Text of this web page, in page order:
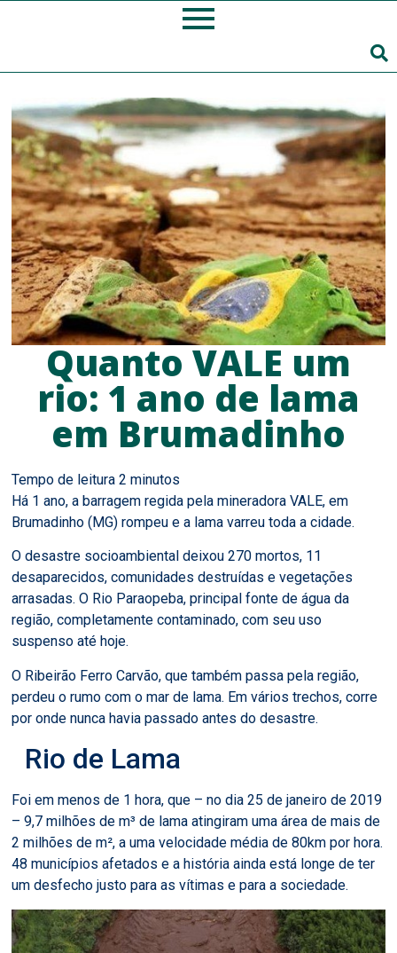
Quanto VALE um
rio: 1 ano de lama
em Brumadinho
Há 1 ano, a barragem regida pela mineradora VALE, em
Brumadinho (MG) rompeu e a lama varreu toda a cidade.
O desastre socioambiental deixou 270 mortos, 11
desaparecidos, comunidades destruídas e vegetações
arrasadas. O Rio Paraopeba, principal fonte de água da
região, completamente contaminado, com seu uso
suspenso até hoje.
O Ribeirão Ferro Carvão, que também passa pela região,
perdeu o rumo com o mar de lama. Em vários trechos, corre
por onde nunca havia passado antes do desastre.
Rio de Lama
Foi em menos de 1 hora, que – no dia 25 de janeiro de 2019
– 9,7 milhões de m³ de lama atingiram uma área de mais de
2 milhões de m², a uma velocidade média de 80km por hora.
48 municípios afetados e a história ainda está longe de ter
um desfecho justo para as vítimas e para a sociedade.